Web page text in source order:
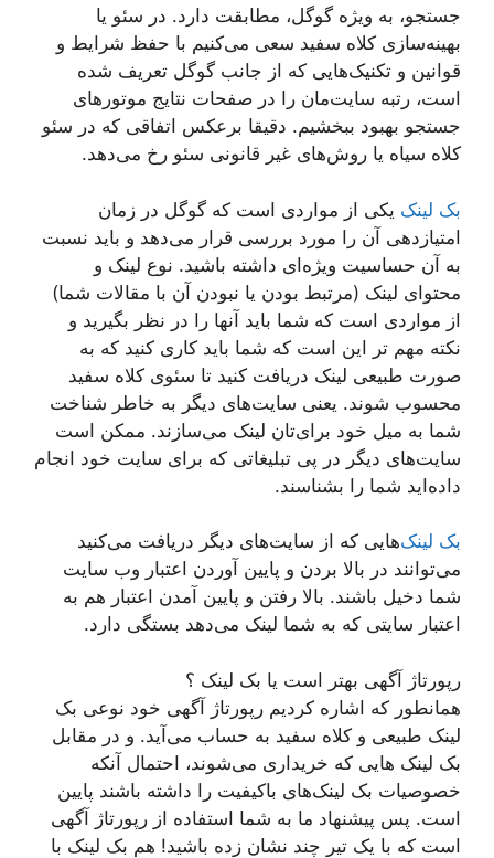
جستجو، به ویژه گوگل، مطابقت دارد. در سئو یا
بهینه‌سازی کلاه سفید سعی می‌کنیم با حفظ شرایط و
قوانین و تکنیک‌هایی که از جانب گوگل تعریف شده
است، رتبه سایت‌مان را در صفحات نتایج موتورهای
جستجو بهبود ببخشیم. دقیقا برعکس اتفاقی که در سئو
کلاه سیاه یا روش‌های غیر قانونی سئو رخ می‌دهد.
بک لینک یکی از مواردی است که گوگل در زمان
امتیاز‌دهی آن را مورد بررسی قرار می‌دهد و باید نسبت
به آن حساسیت ویژه‌ای داشته باشید. نوع لینک و
محتوای لینک (مرتبط بودن یا نبودن آن با مقالات شما)
از مواردی است که شما باید آنها را در نظر بگیرید و
نکته مهم تر این است که شما باید کاری کنید که به
صورت طبیعی لینک دریافت کنید تا سئوی کلاه سفید
محسوب شوند. یعنی سایت‌های دیگر به خاطر شناخت
شما به میل خود برای‌تان لینک می‌سازند. ممکن است
سایت‌های دیگر در پی تبلیغاتی که برای سایت خود انجام
داده‌اید شما را بشناسند.
بک لینک‌هایی که از سایت‌های دیگر دریافت می‌کنید
می‌توانند در بالا بردن و پایین آوردن اعتبار وب سایت
شما دخیل باشند. بالا رفتن و پایین آمدن اعتبار هم به
اعتبار سایتی که به شما لینک می‌دهد بستگی دارد.
رپورتاژ آگهی بهتر است یا بک لینک ؟
همانطور که اشاره کردیم رپورتاژ آگهی خود نوعی بک
لینک طبیعی و کلاه سفید به حساب می‌آید. و در مقابل
بک لینک هایی که خریداری می‌شوند، احتمال آنکه
خصوصیات بک لینک‌های باکیفیت را داشته باشند پایین
است. پس پیشنهاد ما به شما استفاده از رپورتاژ آگهی
است که با یک تیر چند نشان زده باشید! هم بک لینک با